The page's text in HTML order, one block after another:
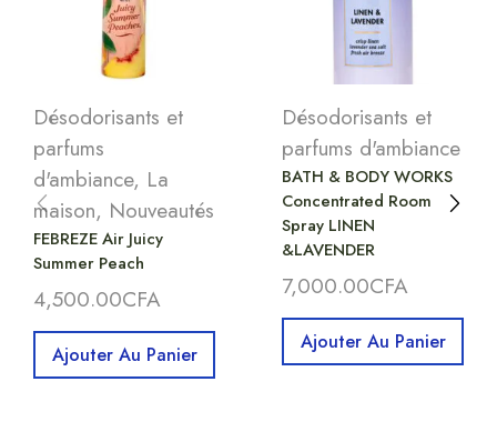
Désodorisants et
parfums
d'ambiance, La
maison, Nouveautés
FEBREZE Air Juicy
Summer Peach
4,500.00CFA
Ajouter Au Panier
Désodorisants et
parfums d'ambiance
BATH & BODY WORKS
Concentrated Room
Spray LINEN
&LAVENDER
7,000.00CFA
Ajouter Au Panier